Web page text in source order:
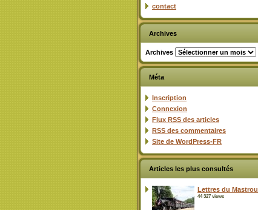
contact
Archives
Archives
Méta
Inscription
Connexion
Flux RSS des articles
RSS des commentaires
Site de WordPress-FR
Articles les plus consultés
Lettres du Mastrou
44 327 views